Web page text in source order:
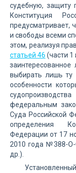
судебную, защиту
Конституция
предусматривает,
и свободы всеми
этом, реализуя
статьей 46 (части 1
выбирать лишь ту
особенности
федеральным
Суда Российской
определения
Федерации от 17
2010 года №388-
др.).